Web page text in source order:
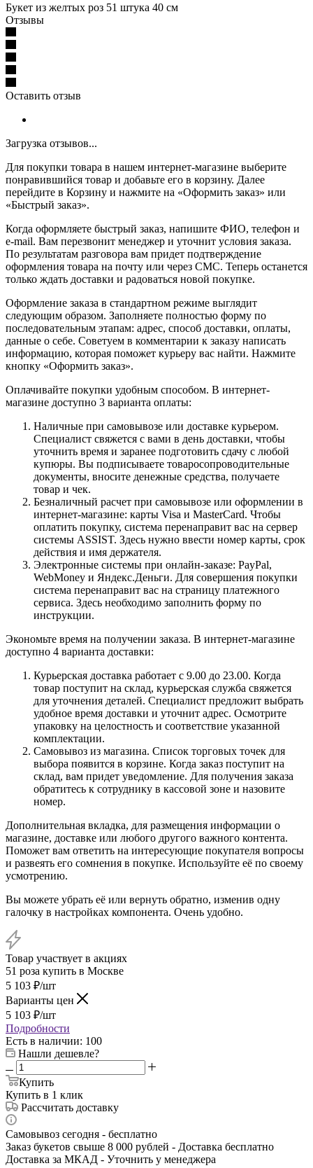
Букет из желтых роз 51 штука 40 см
Отзывы
Оставить отзыв
Загрузка отзывов...
Для покупки товара в нашем интернет-магазине выберите
понравившийся товар и добавьте его в корзину. Далее
перейдите в Корзину и нажмите на «Оформить заказ» или
«Быстрый заказ».
Когда оформляете быстрый заказ, напишите ФИО, телефон и
e-mail. Вам перезвонит менеджер и уточнит условия заказа.
По результатам разговора вам придет подтверждение
оформления товара на почту или через СМС. Теперь останется
только ждать доставки и радоваться новой покупке.
Оформление заказа в стандартном режиме выглядит
следующим образом. Заполняете полностью форму по
последовательным этапам: адрес, способ доставки, оплаты,
данные о себе. Советуем в комментарии к заказу написать
информацию, которая поможет курьеру вас найти. Нажмите
кнопку «Оформить заказ».
Оплачивайте покупки удобным способом. В интернет-
магазине доступно 3 варианта оплаты:
Наличные при самовывозе или доставке курьером.
Специалист свяжется с вами в день доставки, чтобы
уточнить время и заранее подготовить сдачу с любой
купюры. Вы подписываете товаросопроводительные
документы, вносите денежные средства, получаете
товар и чек.
Безналичный расчет при самовывозе или оформлении в
интернет-магазине: карты Visa и MasterCard. Чтобы
оплатить покупку, система перенаправит вас на сервер
системы ASSIST. Здесь нужно ввести номер карты, срок
действия и имя держателя.
Электронные системы при онлайн-заказе: PayPal,
WebMoney и Яндекс.Деньги. Для совершения покупки
система перенаправит вас на страницу платежного
сервиса. Здесь необходимо заполнить форму по
инструкции.
Экономьте время на получении заказа. В интернет-магазине
доступно 4 варианта доставки:
Курьерская доставка работает с 9.00 до 23.00. Когда
товар поступит на склад, курьерская служба свяжется
для уточнения деталей. Специалист предложит выбрать
удобное время доставки и уточнит адрес. Осмотрите
упаковку на целостность и соответствие указанной
комплектации.
Самовывоз из магазина. Список торговых точек для
выбора появится в корзине. Когда заказ поступит на
склад, вам придет уведомление. Для получения заказа
обратитесь к сотруднику в кассовой зоне и назовите
номер.
Дополнительная вкладка, для размещения информации о
магазине, доставке или любого другого важного контента.
Поможет вам ответить на интересующие покупателя вопросы
и развеять его сомнения в покупке. Используйте её по своему
усмотрению.
Вы можете убрать её или вернуть обратно, изменив одну
галочку в настройках компонента. Очень удобно.
Товар участвует в акциях
51 роза купить в Москве
5 103 ₽/шт
Варианты цен
5 103 ₽/шт
Подробности
Есть в наличии: 100
Нашли дешевле?
Купить
Купить в 1 клик
Рассчитать доставку
Самовывоз сегодня - бесплатно
Заказ букетов свыше 8 000 рублей - Доставка бесплатно
Доставка за МКАД - Уточнить у менеджера